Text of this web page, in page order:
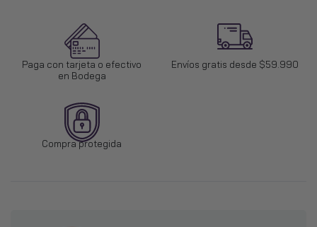
Paga con tarjeta o efectivo
en Bodega
Envíos gratis desde $59.990
Compra protegida